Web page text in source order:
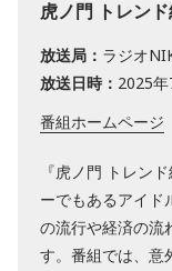
虎ノ門 トレン
放送局： ラジオ
放送日時： 2025
番組ホームページ
『虎ノ門 トレン
ーでもあるアイド
の流行や経済の流
す。番組では、意